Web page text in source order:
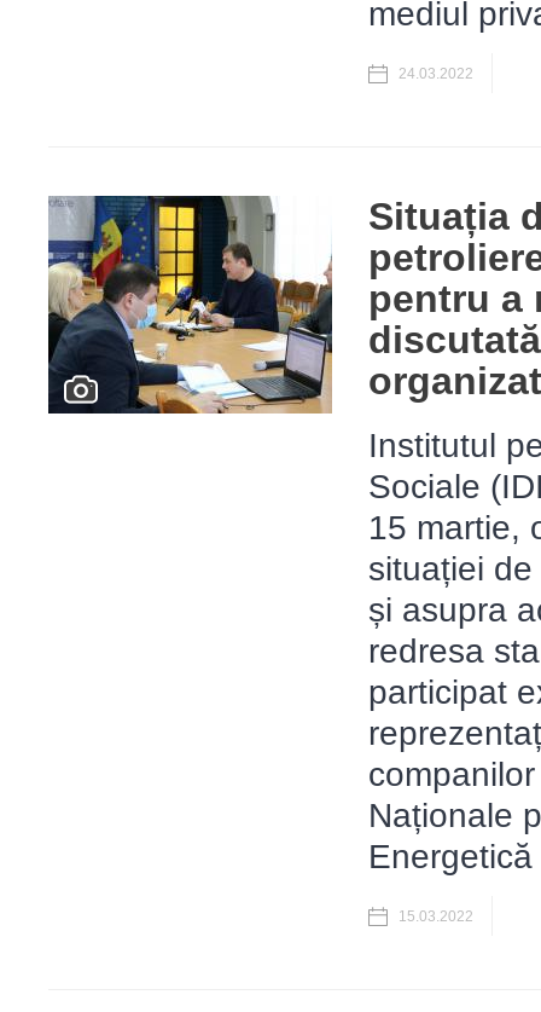
mediul
24.03.2022
Situația
pentru a
Institutul
Sociale
15 martie,
situației
și asupra
redresa
participat
Naționale
15.03.2022